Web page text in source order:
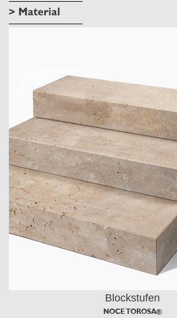
> Material
Blockstufen
NOCE TOROSA®